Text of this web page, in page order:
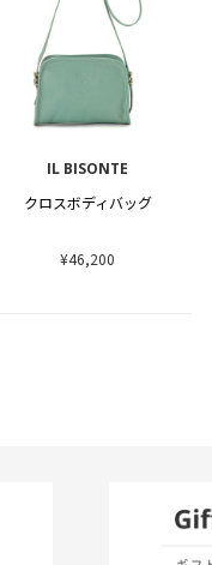
IL BISONTE
クロスボディバッグ
¥46,200